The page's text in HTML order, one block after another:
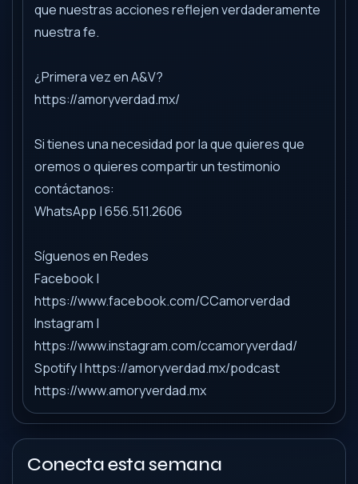
que nuestras acciones reflejen verdaderamente
nuestra fe.
¿Primera vez en A&V?
https://amoryverdad.mx/
Si tienes una necesidad por la que quieres que
oremos o quieres compartir un testimonio
contáctanos:
WhatsApp | 656.511.2606
Síguenos en Redes
Facebook |
https://www.facebook.com/CCamorverdad
Instagram |
https://www.instagram.com/ccamoryverdad/
Spotify | https://amoryverdad.mx/podcast
https://www.amoryverdad.mx
Conecta esta semana